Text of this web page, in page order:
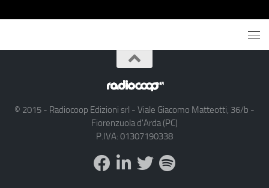
© 2015 - Radiocoop Edizioni srl - Viale Giacomo Matteotti, 36/b -
Fiorenzuola d'Arda (PC)
P.IVA: 01307190338